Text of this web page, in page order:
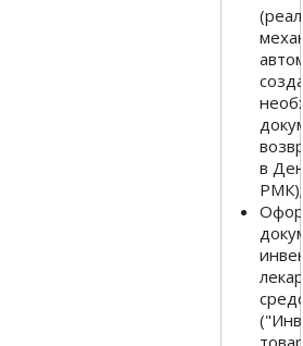
в
РМК);